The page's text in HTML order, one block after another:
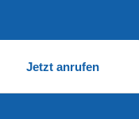
Jetzt anrufen